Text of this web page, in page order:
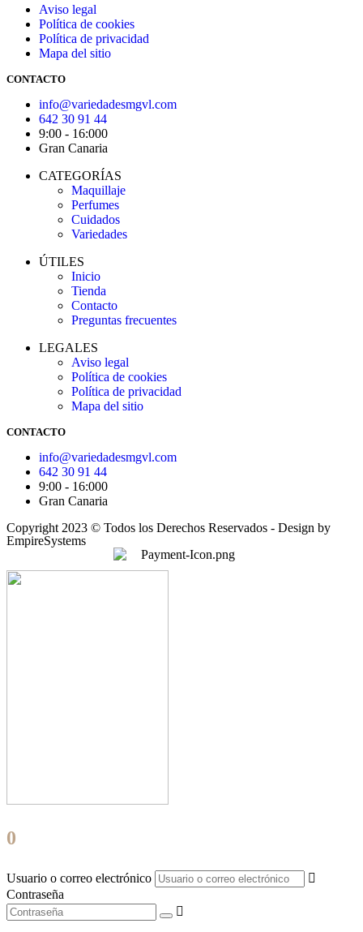
Aviso legal
Política de cookies
Política de privacidad
Mapa del sitio
CONTACTO
info@variedadesmgvl.com
642 30 91 44
9:00 - 16:000
Gran Canaria
CATEGORÍAS
Maquillaje
Perfumes
Cuidados
Variedades
ÚTILES
Inicio
Tienda
Contacto
Preguntas frecuentes
LEGALES
Aviso legal
Política de cookies
Política de privacidad
Mapa del sitio
CONTACTO
info@variedadesmgvl.com
642 30 91 44
9:00 - 16:000
Gran Canaria
Copyright 2023 © Todos los Derechos Reservados - Design by
EmpireSystems
0
Usuario o correo electrónico
Contraseña